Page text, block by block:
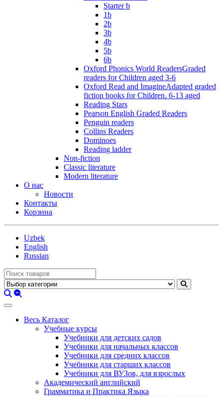
Starter b
1b
2b
3b
4b
5b
6b
Oxford Phonics World ReadersGraded
readers for Children aged 3-6
Oxford Read and ImagineAdapted graded
fiction books for Children. 6-13 aged
Reading Stars
Pearson English Graded Readers
Penguin readers
Collins Readers
Dominoes
Reading ladder
Non-fiction
Classic literature
Modern literature
О нас
Новости
Контакты
Корзина
Uzbek
English
Russian
Весь Каталог
Учебные курсы
Учебники для детских садов
Учебники для начальных классов
Учебники для средних классов
Учебники для старших классов
Учебники для ВУЗов, для взрослых
Академический английский
Грамматика и Практика Языка